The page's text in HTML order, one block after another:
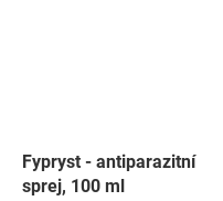
Fypryst - antiparazitní
sprej, 100 ml